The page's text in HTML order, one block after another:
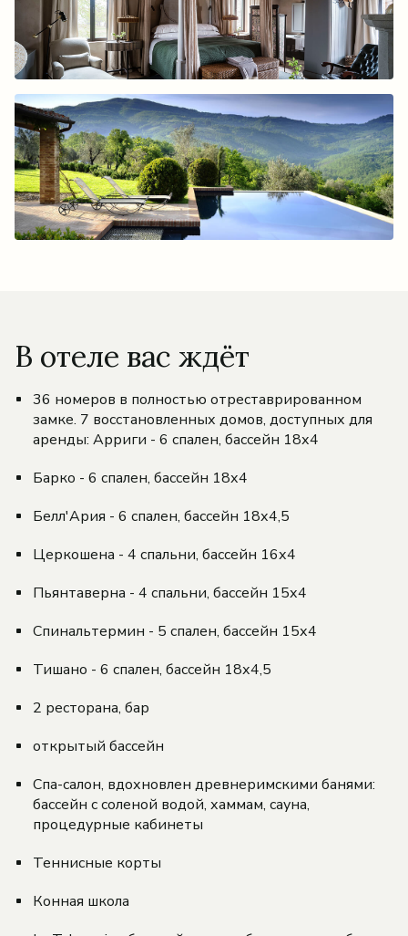
В отеле вас ждёт
36 номеров в полностью отреставрированном
замке. 7 восстановленных домов, доступных для
аренды: Арриги - 6 спален, бассейн 18х4
Барко - 6 спален, бассейн 18х4
Белл'Ария - 6 спален, бассейн 18х4,5
Церкошена - 4 спальни, бассейн 16х4
Пьянтаверна - 4 спальни, бассейн 15х4
Спинальтермин - 5 спален, бассейн 15х4
Тишано - 6 спален, бассейн 18х4,5
2 ресторана, бар
открытый бассейн
Спа-салон, вдохновлен древнеримскими банями:
бассейн с соленой водой, хаммам, сауна,
процедурные кабинеты
Теннисные корты
Конная школа